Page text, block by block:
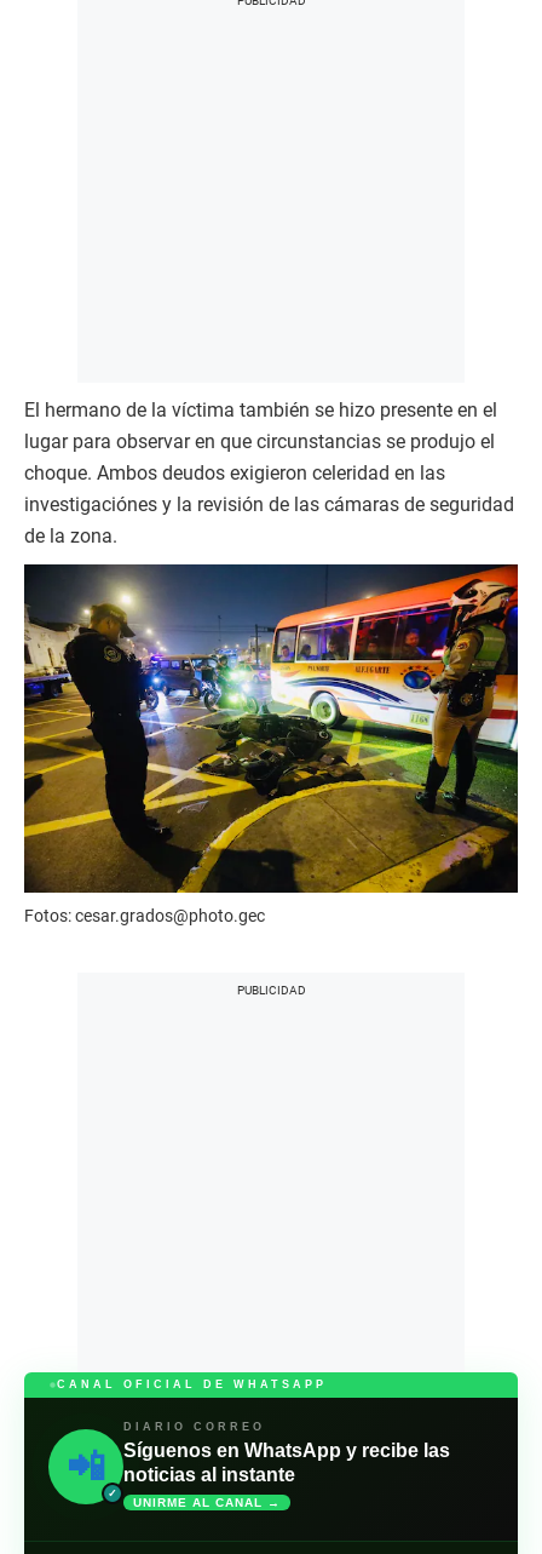
El hermano de la víctima también se hizo presente en el
lugar para observar en que circunstancias se produjo el
choque. Ambos deudos exigieron celeridad en las
investigaciónes y la revisión de las cámaras de seguridad
de la zona.
Fotos: cesar.grados@photo.gec
CANAL OFICIAL DE WHATSAPP
📲
✓
DIARIO CORREO
Síguenos en WhatsApp y recibe las
noticias al instante
UNIRME AL CANAL →